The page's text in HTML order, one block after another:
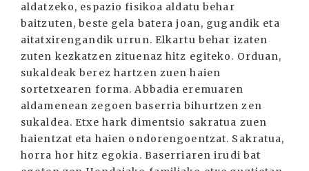
aldatzeko, espazio fisikoa aldatu behar
baitzuten, beste gela batera joan, gugandik eta
aitatxirengandik urrun. Elkartu behar izaten
zuten kezkatzen zituenaz hitz egiteko. Orduan,
sukaldeak berez hartzen zuen haien
sortetxearen forma. Abbadia eremuaren
aldamenean zegoen baserria bihurtzen zen
sukaldea. Etxe hark dimentsio sakratua zuen
haientzat eta haien ondorengoentzat. Sakratua,
horra hor hitz egokia. Baserriaren irudi bat